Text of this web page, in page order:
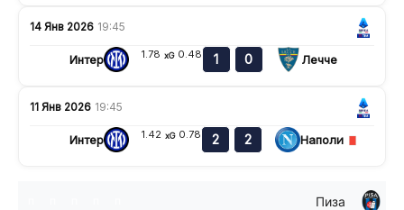
14 Янв 2026 19:45
Интер 1.78 xG 0.48 1 0 Лечче
11 Янв 2026 19:45
Интер 1.42 xG 0.78 2 2 Наполи
Пиза